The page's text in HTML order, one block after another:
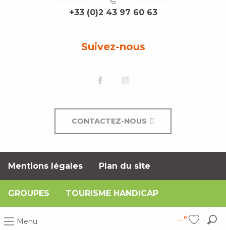
Menu --°
+33 (0)2 43 97 60 63
Suivez-nous
CONTACTEZ-NOUS
Mentions légales Plan du site
GROUPES TOURISME HANDICAP